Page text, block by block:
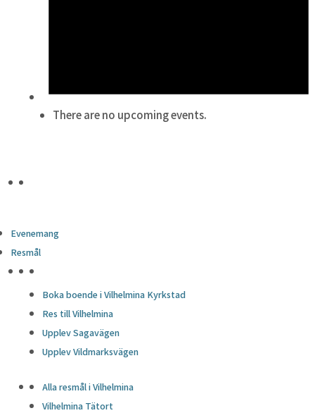
There are no upcoming events.
Evenemang
Resmål
Boka boende i Vilhelmina Kyrkstad
Res till Vilhelmina
Upplev Sagavägen
Upplev Vildmarksvägen
Alla resmål i Vilhelmina
Vilhelmina Tätort